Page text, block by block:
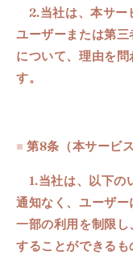
2.当社は、本サー
ユーザーまたは第
について、理由を
す。
■第8条 （本サービ
1.当社は、以下の
通知なく、ユーザ
一部の利用を制限
することができるも